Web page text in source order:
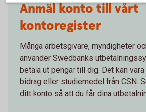
Anmäl konto till vårt
kontoregister
Många arbetsgivare, myndigheter
använder Swedbanks
betala ut pengar till dig. Det kan
bidrag eller studiemedel från CSN.
ditt konto så att du får dina